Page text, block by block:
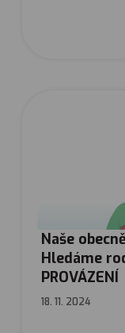
Naše
Hledáme
PROVÁZENÍ
18. 11. 2024